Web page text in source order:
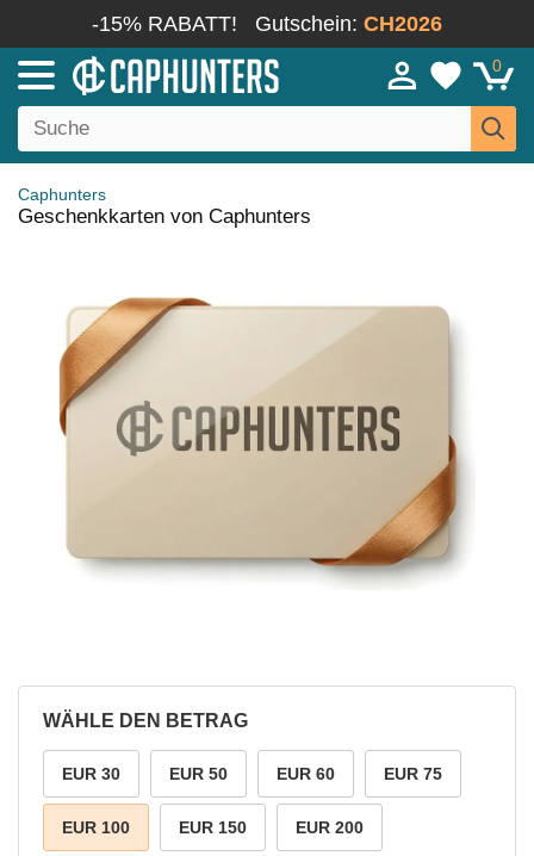
-15% RABATT! Gutschein: CH2026
0
Caphunters
Geschenkkarten von Caphunters
WÄHLE DEN BETRAG
EUR 30 EUR 50 EUR 60 EUR 75
EUR 100 EUR 150 EUR 200